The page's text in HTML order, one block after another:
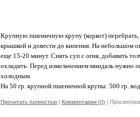
Крупную пшеничную крупу (коркот) перебрать,
крышкой и довести до кипения. На небольшом
еще 15-20 минут. Снять суп с огня, добавить
охладить. Перед измельчением миндаль нужно
холодным.
На 50 гр. крупной пшеничной крупы: 500 гр.
Прочитать полностью | Комментарии (0) |